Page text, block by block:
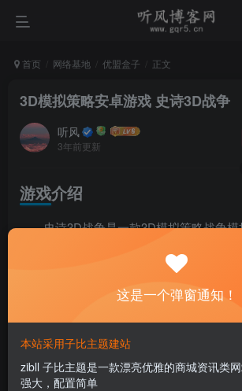
首页 网络基地 优盟盒子 正文
3D模拟策略安卓游戏 史诗3D战争
听风
3年前更新
游戏介绍
史诗3D战争是一款3D模拟策略战争
上谈兵，在游戏中排兵布阵，搭配最强的
这是一个弹窗通知！
本站采用子比主题建站
zibll 子比主题是一款漂亮优雅的商城资讯类
强大，配置简单